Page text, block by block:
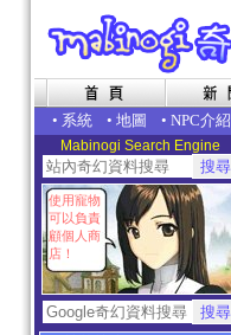
• 系統 • 地圖 • NPC介紹
Mabinogi Search Engine
使用寵物
可以負責
顧個人商
店！